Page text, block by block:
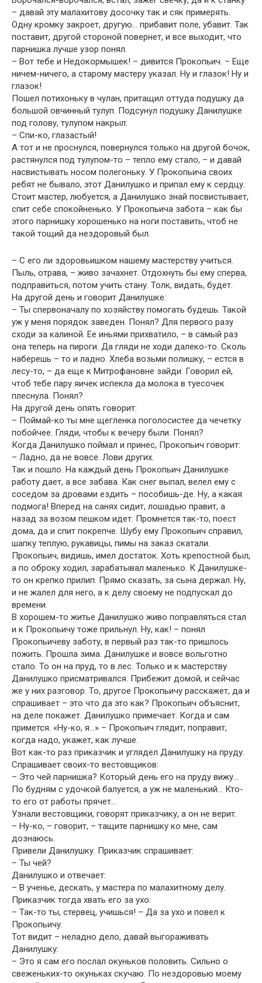
– давай эту малахитову досочку так и сяк примерять.
Одну кромку закроет, другую… прибавит поле, убавит. Так
поставит, другой стороной повернет, и все выходит, что
парнишка лучше узор понял.
– Вот тебе и Недокормышек! – дивится Прокопьич. – Еще
ничем-ничего, а старому мастеру указал. Ну и глазок! Ну и
глазок!
Пошел потихоньку в чулан, притащил оттуда подушку да
большой овчинный тулуп. Подсунул подушку Данилушке
под голову, тулупом накрыл:
– Спи-ко, глазастый!
А тот и не проснулся, повернулся только на другой бочок,
растянулся под тулупом-то – тепло ему стало, – и давай
насвистывать носом полегоньку. У Прокопьича своих
ребят не бывало, этот Данилушко и припал ему к сердцу.
Стоит мастер, любуется, а Данилушко знай посвистывает,
спит себе спокойненько. У Прокопьича забота – как бы
этого парнишку хорошенько на ноги поставить, чтоб не
такой тощий да нездоровый был.
– С его ли здоровьишком нашему мастерству учиться.
Пыль, отрава, – живо зачахнет. Отдохнуть бы ему сперва,
подправиться, потом учить стану. Толк, видать, будет.
На другой день и говорит Данилушке:
– Ты спервоначалу по хозяйству помогать будешь. Такой
уж у меня порядок заведен. Понял? Для первого разу
сходи за калиной. Ее иньями прихватило, – в самый раз
она теперь на пироги. Да гляди не ходи далеко-то. Сколь
наберешь – то и ладно. Хлеба возьми полишку, – естся в
лесу-то, – да еще к Митрофановне зайди. Говорил ей,
чтоб тебе пару яичек испекла да молока в туесочек
плеснула. Понял?
На другой день опять говорит:
– Поймай-ко ты мне щегленка поголосистее да чечетку
побойчее. Гляди, чтобы к вечеру были. Понял?
Когда Данилушко поймал и принес, Прокопьич говорит:
– Ладно, да не вовсе. Лови других.
Так и пошло. На каждый день Прокопьич Данилушке
работу дает, а все забава. Как снег выпал, велел ему с
соседом за дровами ездить – пособишь-де. Ну, а какая
подмога! Вперед на санях сидит, лошадью правит, а
назад за возом пешком идет. Промнется так-то, поест
дома, да и спит покрепче. Шубу ему Прокопьич справил,
шапку теплую, рукавицы, пимы на заказ скатали.
Прокопьич, видишь, имел достаток. Хоть крепостной был,
а по оброку ходил, зарабатывал маленько. К Данилушке-
то он крепко прилип. Прямо сказать, за сына держал. Ну,
и не жалел для него, а к делу своему не подпускал до
времени.
В хорошем-то житье Данилушко живо поправляться стал
и к Прокопьичу тоже прильнул. Ну, как! – понял
Прокопьичеву заботу, в первый раз так-то пришлось
пожить. Прошла зима. Данилушке и вовсе вольготно
стало. То он на пруд, то в лес. Только и к мастерству
Данилушко присматривался. Прибежит домой, и сейчас
же у них разговор. То, другое Прокопьичу расскажет, да и
спрашивает – это что да это как? Прокопьич объяснит,
на деле покажет. Данилушко примечает. Когда и сам
примется. «Ну-ко, я…» – Прокопьич глядит, поправит,
когда надо, укажет, как лучше.
Вот как-то раз приказчик и углядел Данилушку на пруду.
Спрашивает своих-то вестовщиков:
– Это чей парнишка? Который день его на пруду вижу…
По будням с удочкой балуется, а уж не маленький… Кто-
то его от работы прячет…
Узнали вестовщики, говорят приказчику, а он не верит.
– Ну-ко, – говорит, – тащите парнишку ко мне, сам
дознаюсь.
Привели Данилушку. Приказчик спрашивает:
– Ты чей?
Данилушко и отвечает:
– В ученье, дескать, у мастера по малахитному делу.
Приказчик тогда хвать его за ухо:
– Так-то ты, стервец, учишься! – Да за ухо и повел к
Прокопьичу.
Тот видит – неладно дело, давай выгораживать
Данилушку:
– Это я сам его послал окуньков половить. Сильно о
свеженьких-то окуньках скучаю. По нездоровью моему